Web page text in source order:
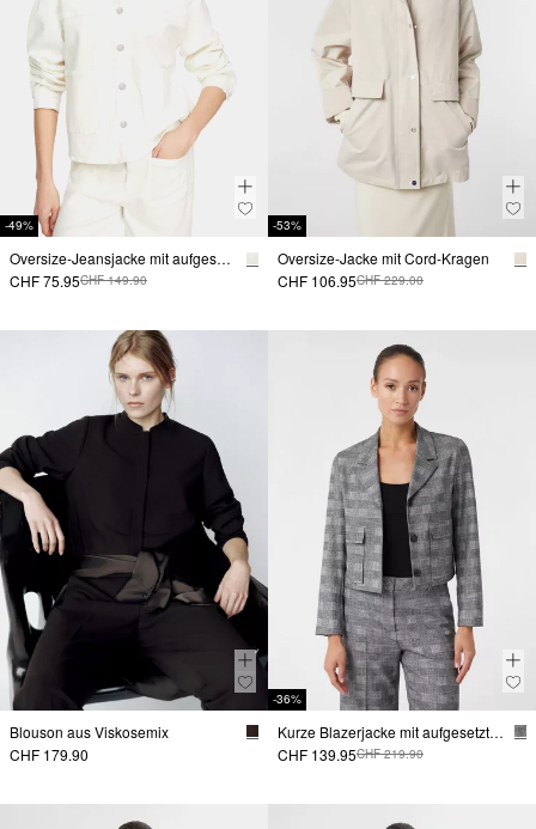
-49%
Oversize-Jeansjacke mit aufgesetzten Taschen
CHF 75.95CHF 149.90
-53%
Oversize-Jacke mit Cord-Kragen
CHF 106.95CHF 229.00
Blouson aus Viskosemix
CHF 179.90
-36%
Kurze Blazerjacke mit aufgesetzten Taschen
CHF 139.95CHF 219.90